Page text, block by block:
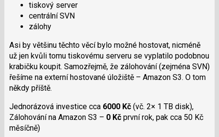
tiskový server
centrální SVN
zálohy
Asi by většinu těchto věcí bylo možné hostovat, nicméně
už jen kvůli tomu tiskovému serveru se vyplatilo podobnou
krabičku koupit. Samozřejmě, že zálohování (zejména SVN)
řešíme na externí hostované úložiště – Amazon S3. O tom
někdy příště.
Jednorázová investice cca 6000 Kč(vč. 2× 1 TB disk),
Zálohování na Amazon S3 – 0 Kčprvní rok, pak cca 50 Kč
měsíčně)